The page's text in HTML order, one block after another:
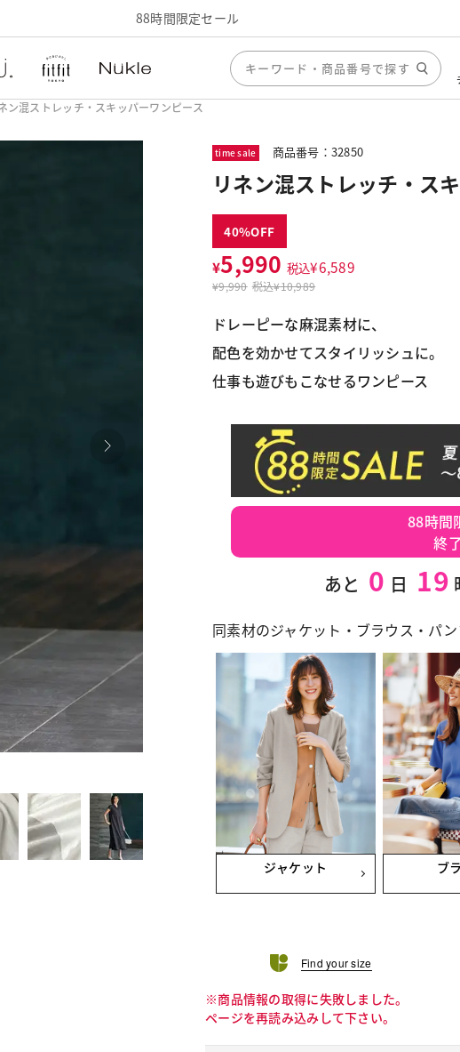
88時間限定セール
ン混ストレッチ・スキッパーワンピース
490 ミッドナイトブルー
time sale 商品番号：32850
リネン混ストレッチ・ス
40
¥5,990 税込¥6,589
¥9,990 税込¥10,989
ドレーピーな麻混素材に、
配色を効かせてスタイリッシュに。
仕事も遊びもこなせるワンピース
88時間
終
あと 0 日 19
同素材のジャケット・ブラウス・パン
ジャケット ブ
Find your size
※商品情報の取得に失敗しました。
ページを再読み込みして下さい。